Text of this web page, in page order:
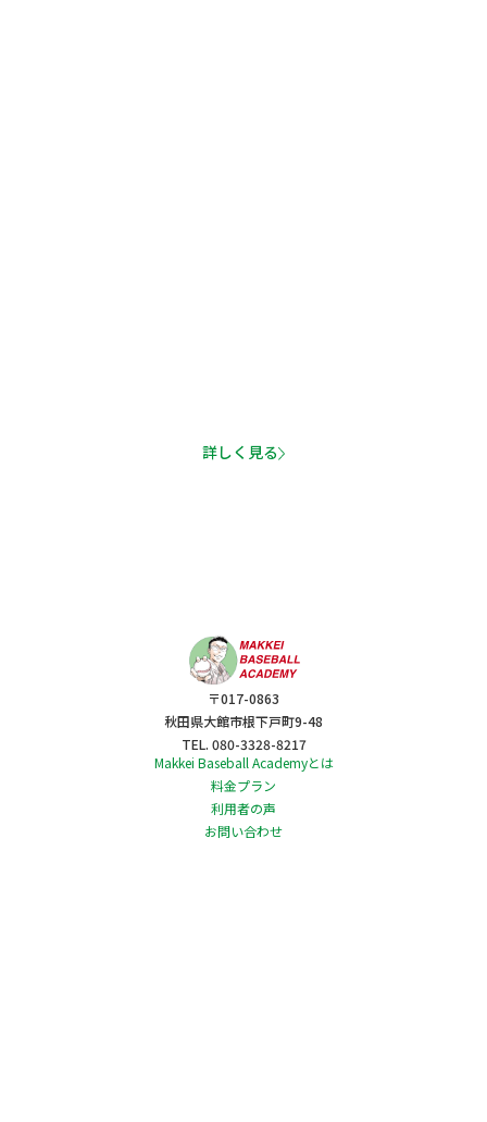
詳しく見る
〒017-0863
秋田県大館市根下戸町9-48
TEL. 080-3328-8217
Makkei Baseball Academyとは
料金プラン
利用者の声
お問い合わせ